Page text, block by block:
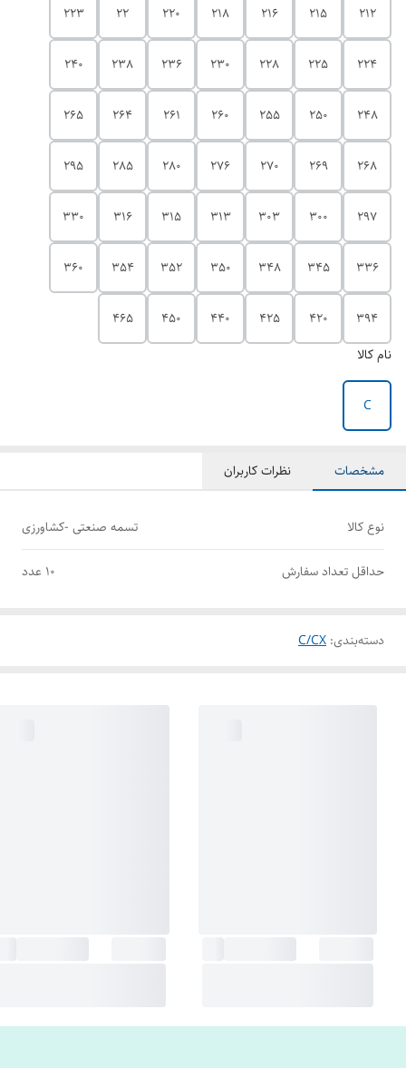
212
215
216
218
220
22
223
224
225
228
230
236
238
240
248
250
255
260
261
264
265
268
269
270
276
280
285
295
297
300
303
313
315
316
330
336
345
348
350
352
354
360
394
420
425
440
450
465
نام کالا
C
مشخصات نظرات کاربران
نوع کالا تسمه صنعتی -کشاورزی
حداقل تعداد سفارش 10 عدد
دسته‌بندی:
C/CX